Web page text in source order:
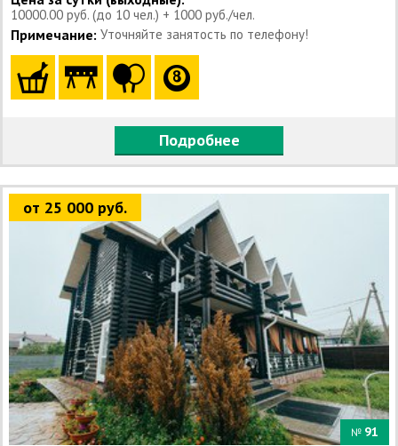
10000.00 руб. (до 10 чел.) + 1000 руб./чел.
Примечание: Уточняйте занятость по телефону!
Подробнее
от 25 000 руб.
№ 91